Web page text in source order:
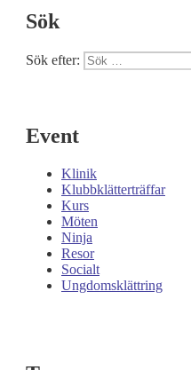
Sök
Sök efter:
Event
Klinik
Klubbklätterträffar
Kurs
Möten
Ninja
Resor
Socialt
Ungdomsklättring